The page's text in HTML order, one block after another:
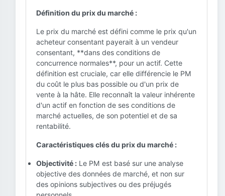
Définition du prix du marché :
Le prix du marché est défini comme le prix qu'un
acheteur consentant payerait à un vendeur
consentant, **dans des conditions de
concurrence normales**, pour un actif. Cette
définition est cruciale, car elle différencie le PM
du coût le plus bas possible ou d'un prix de
vente à la hâte. Elle reconnaît la valeur inhérente
d'un actif en fonction de ses conditions de
marché actuelles, de son potentiel et de sa
rentabilité.
Caractéristiques clés du prix du marché :
Objectivité : Le PM est basé sur une analyse
objective des données de marché, et non sur
des opinions subjectives ou des préjugés